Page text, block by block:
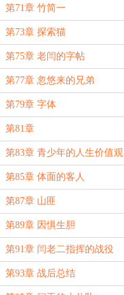
第71章 竹简一
第73章 探索猫
第75章 老闫的字帖
第77章 忽悠来的兄弟
第79章 字体
第81章
第83章 青少年的人生价值观
第85章 体面的客人
第87章 山匪
第89章 因惧生胆
第91章 闫老二指挥的战役
第93章 战后总结